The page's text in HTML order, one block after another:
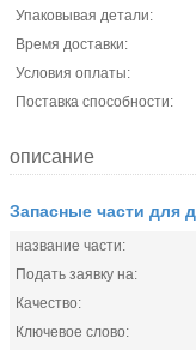
Упаковывая детали:
Время доставки:
Условия оплаты:
Поставка способности:
описание
Запасные части для
название части:
Подать заявку на:
Качество:
Ключевое слово: